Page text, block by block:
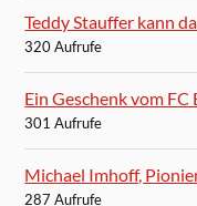
Teddy Stauffer kann
320 Aufrufe
Ein Geschenk vom
301 Aufrufe
Michael Imhoff,
287 Aufrufe